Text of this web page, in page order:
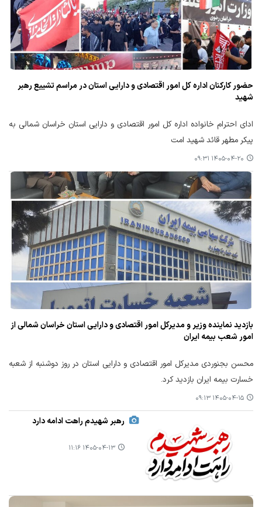
حضور کارکنان اداره کل امور اقتصادی و دارایی استان در مراسم تشییع رهبر
شهید
ادای احترام خانواده اداره کل امور اقتصادی و دارایی استان خراسان شمالی به
پیکر مطهر قائد شهید امت
۱۴۰۵-۰۴-۲۰ ۰۹:۳۱
بازدید نماینده وزیر و مدیرکل امور اقتصادی و دارایی استان خراسان شمالی از
امور شعب بیمه ایران
محسن بجنوردی مدیرکل امور اقتصادی و دارایی استان در روز دوشنبه از شعبه
خسارت بیمه ایران بازدید کرد.
۱۴۰۵-۰۴-۱۵ ۰۹:۱۳
رهبر شهیدم راهت ادامه دارد
۱۴۰۵-۰۴-۱۳ ۱۱:۱۶